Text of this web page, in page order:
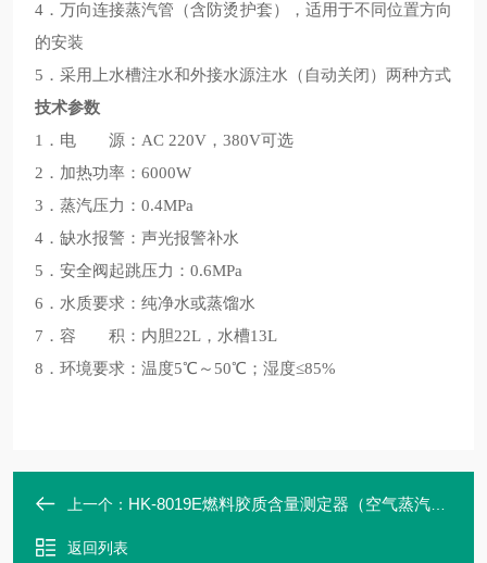
4．万向连接蒸汽管（含防烫护套），适用于不同位置方向
的安装
5．采用上水槽注水和外接水源注水（自动关闭）两种方式
技术参数
1．电 源：AC 220V，380V可选
2．加热功率：6000W
3．蒸汽压力：0.4MPa
4．缺水报警：声光报警补水
5．安全阀起跳压力：0.6MPa
6．水质要求：纯净水或蒸馏水
7．容 积：内胆22L，水槽13L
8．环境要求：温度5℃～50℃；湿度≤85%
上一个： HK-8019E燃料胶质含量测定器（空气蒸汽一体机）
返回列表